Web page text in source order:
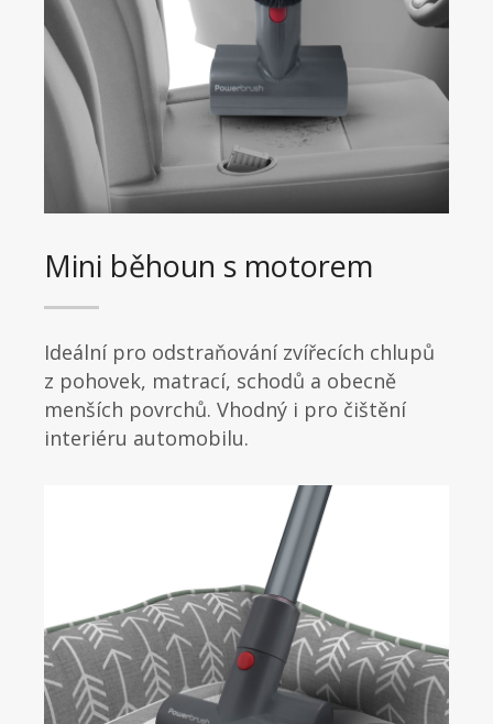
Mini běhoun s motorem
Ideální pro odstraňování zvířecích chlupů
z pohovek, matrací, schodů a obecně
menších povrchů. Vhodný i pro čištění
interiéru automobilu.